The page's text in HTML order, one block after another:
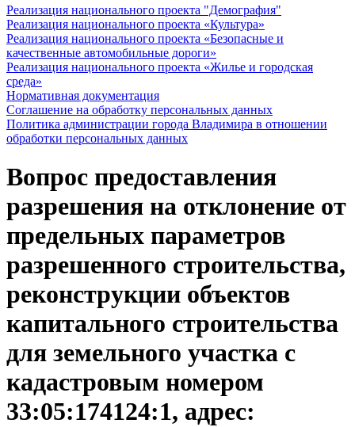
Реализация национального проекта "Демография"
Реализация национального проекта «Культура»
Реализация национального проекта «Безопасные и
качественные автомобильные дороги»
Реализация национального проекта «Жилье и городская
среда»
Нормативная документация
Соглашение на обработку персональных данных
Политика администрации города Владимира в отношении
обработки персональных данных
Вопрос предоставления
разрешения на отклонение от
предельных параметров
разрешенного строительства,
реконструкции объектов
капитального строительства
для земельного участка с
кадастровым номером
33:05:174124:1, адрес: